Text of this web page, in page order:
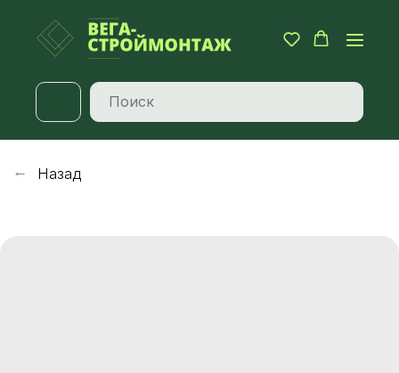
Назад